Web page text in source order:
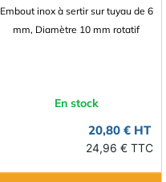
Embout inox à sertir sur tuyau de 6
mm, Diamètre 10 mm rotatif
En stock
20,80 € HT
24,96 € TTC